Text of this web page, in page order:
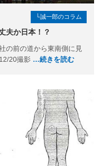
└誠一郎のコラム
夫か日本！？
の前の道から東南側に見
20撮影 …続きを読む